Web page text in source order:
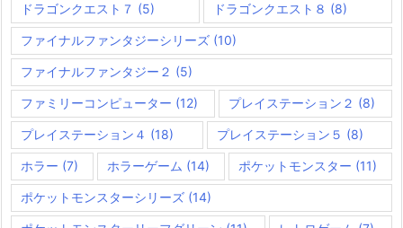
ドラゴンクエスト７ (5) ドラゴンクエスト８ (8)
ファイナルファンタジーシリーズ (10)
ファイナルファンタジー２ (5)
ファミリーコンピューター (12) プレイステーション２ (8)
プレイステーション４ (18) プレイステーション５ (8)
ホラー (7) ホラーゲーム (14) ポケットモンスター (11)
ポケットモンスターシリーズ (14)